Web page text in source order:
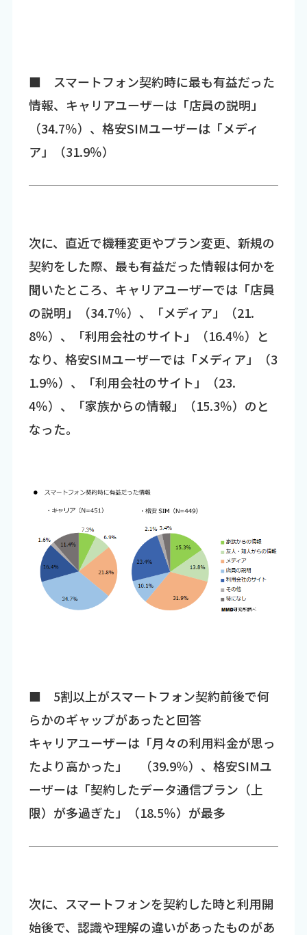
■ スマートフォン契約時に最も有益だった
情報、キャリアユーザーは「店員の説明」
（34.7％）、格安SIMユーザーは「メディ
ア」（31.9％）
次に、直近で機種変更やプラン変更、新規の
契約をした際、最も有益だった情報は何かを
聞いたところ、キャリアユーザーでは「店員
の説明」（34.7％）、「メディア」（21.
8％）、「利用会社のサイト」（16.4％）と
なり、格安SIMユーザーでは「メディア」（3
1.9％）、「利用会社のサイト」（23.
4％）、「家族からの情報」（15.3％）のと
なった。
■ 5割以上がスマートフォン契約前後で何
らかのギャップがあったと回答
キャリアユーザーは「月々の利用料金が思っ
たより高かった」 （39.9％）、格安SIMユ
ーザーは「契約したデータ通信プラン（上
限）が多過ぎた」（18.5％）が最多
次に、スマートフォンを契約した時と利用開
始後で、認識や理解の違いがあったものがあ